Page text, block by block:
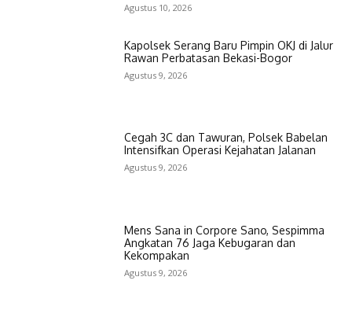
Agustus 10, 2026
Kapolsek Serang Baru Pimpin OKJ di Jalur
Rawan Perbatasan Bekasi-Bogor
Agustus 9, 2026
Cegah 3C dan Tawuran, Polsek Babelan
Intensifkan Operasi Kejahatan Jalanan
Agustus 9, 2026
Mens Sana in Corpore Sano, Sespimma
Angkatan 76 Jaga Kebugaran dan
Kekompakan
Agustus 9, 2026